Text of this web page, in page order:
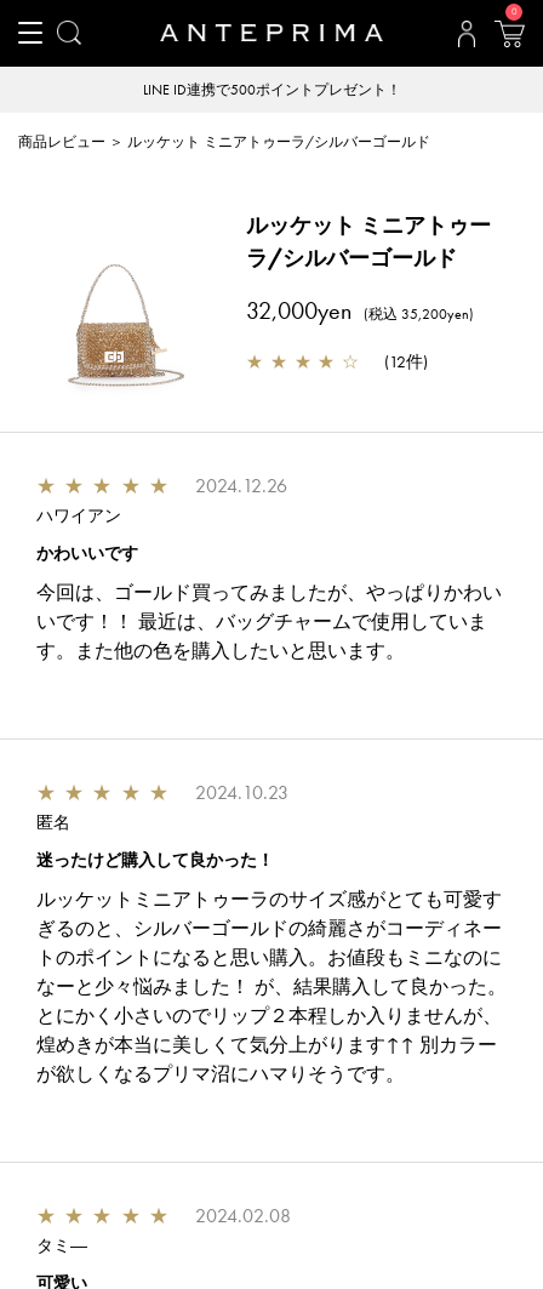
0
LINE ID連携で500ポイントプレゼント！
商品レビュー ＞ ルッケット ミニアトゥーラ/シルバーゴールド
ルッケット ミニアトゥー
ラ/シルバーゴールド
32,000yen (税込 35,200yen)
★ ★ ★ ★ ☆ (12件)
★ ★ ★ ★ ★ 2024.12.26
ハワイアン
かわいいです
今回は、ゴールド買ってみましたが、やっぱりかわい
いです！！ 最近は、バッグチャームで使用していま
す。また他の色を購入したいと思います。
★ ★ ★ ★ ★ 2024.10.23
匿名
迷ったけど購入して良かった！
ルッケットミニアトゥーラのサイズ感がとても可愛す
ぎるのと、シルバーゴールドの綺麗さがコーディネー
トのポイントになると思い購入。お値段もミニなのに
なーと少々悩みました！ が、結果購入して良かった。
とにかく小さいのでリップ２本程しか入りませんが、
煌めきが本当に美しくて気分上がります↑↑ 別カラー
が欲しくなるプリマ沼にハマりそうです。
★ ★ ★ ★ ★ 2024.02.08
タミ―
可愛い